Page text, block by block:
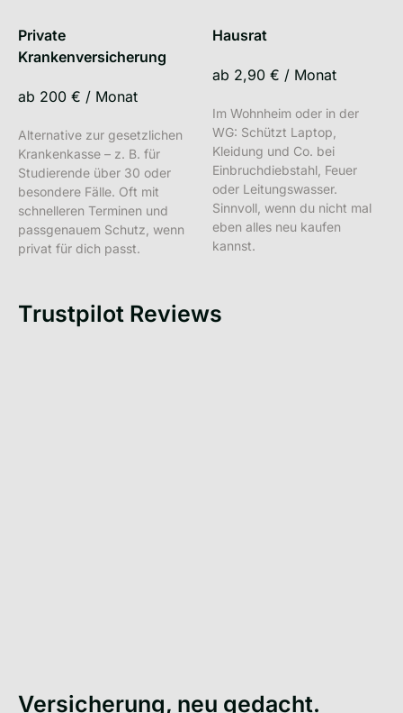
Private
Krankenversicherung
ab 200 € / Monat
Alternative zur gesetzlichen
Krankenkasse – z. B. für
Studierende über 30 oder
besondere Fälle. Oft mit
schnelleren Terminen und
passgenauem Schutz, wenn
privat für dich passt.
Hausrat
ab 2,90 € / Monat
Im Wohnheim oder in der
WG: Schützt Laptop,
Kleidung und Co. bei
Einbruchdiebstahl, Feuer
oder Leitungswasser.
Sinnvoll, wenn du nicht mal
eben alles neu kaufen
kannst.
Trustpilot Reviews
Versicherung, neu gedacht.